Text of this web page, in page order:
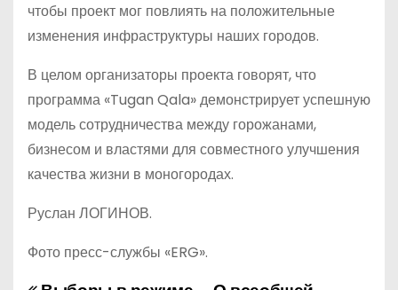
чтобы проект мог повлиять на положительные
изменения инфраструктуры наших городов.
В целом организаторы проекта говорят, что
программа «Tugan Qala» демонстрирует успешную
модель сотрудничества между горожанами,
бизнесом и властями для совместного улучшения
качества жизни в моногородах.
Руслан ЛОГИНОВ.
Фото пресс-службы «ERG».